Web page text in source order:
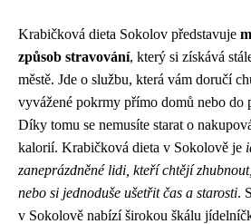
Krabičková dieta Sokolov představuje
způsob stravování, který si získává
městě. Jde o službu, která vám doručí
vyvážené pokrmy přímo domů nebo do
Díky tomu se nemusíte starat o
kalorií. Krabičková dieta v Sokolově je
zaneprázdněné lidi, kteří chtějí
nebo si jednoduše ušetřit čas a starosti.
v Sokolově nabízí širokou škálu